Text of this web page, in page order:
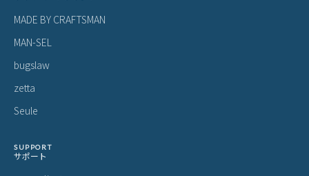
MADE BY CRAFTSMAN
MAN-SEL
bugslaw
zetta
Seule
SUPPORT
サポート